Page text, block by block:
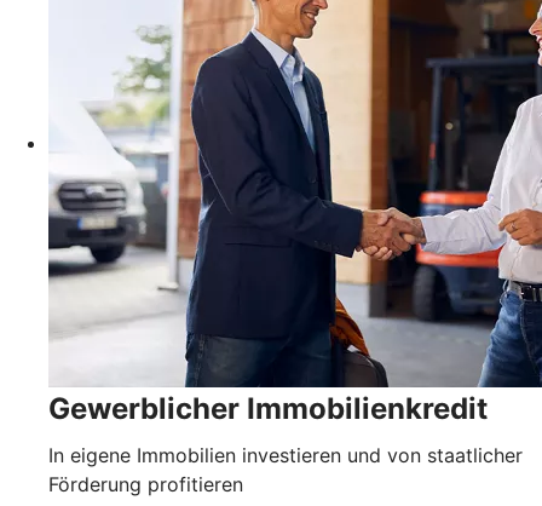
Gewerblicher Immobilienkredit
In eigene Immobilien investieren und von staatlicher
Förderung profitieren